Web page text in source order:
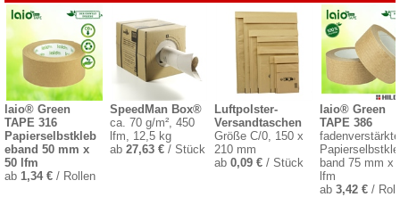
laio® Green
TAPE 316
Papierselbstkleb
eband 50 mm x
50 lfm
ab 1,34 € / Rollen
SpeedMan Box®
ca. 70 g/m², 450
lfm, 12,5 kg
ab 27,63 €/ Stück
Luftpolster-
Versandtaschen
Größe C/0, 150 x
210 mm
ab0,09 € / Stück
laio® Green
TAPE 386
band 75 mm x
lfm
ab 3,42 €/